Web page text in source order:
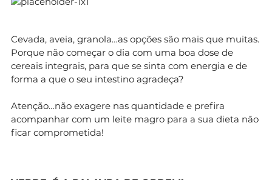
Cevada, aveia, granola…as opções são mais que muitas.
Porque não começar o dia com uma boa dose de
cereais integrais, para que se sinta com energia e de
forma a que o seu intestino agradeça?
Atenção…não exagere nas quantidade e prefira
acompanhar com um leite magro para a sua dieta não
ficar comprometida!